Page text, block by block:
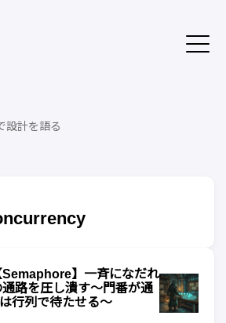
設計を語る
Semaphore】一斉になだれ
路を圧し潰す〜門番が通
行列で待たせる〜